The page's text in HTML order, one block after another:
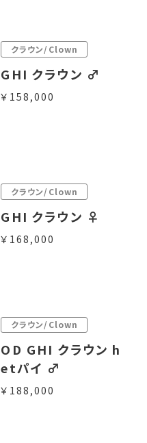
クラウン/Clown
GHI クラウン ♂
￥158,000
クラウン/Clown
GHI クラウン ♀
￥168,000
クラウン/Clown
OD GHI クラウン h
etパイ ♂
￥188,000